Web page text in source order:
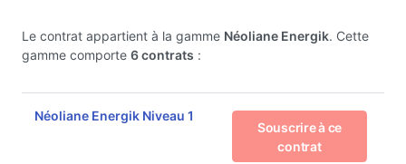
Le contrat appartient à la gamme Néoliane Energik. Cette
gamme comporte 6 contrats :
Néoliane Energik Niveau 1
Souscrire à ce
contrat